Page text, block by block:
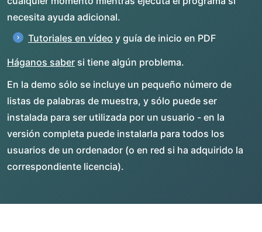
necesita ayuda adicional.
Tutoriales en vídeo y guía de inicio en PDF
Háganos saber si tiene algún problema.
En la demo sólo se incluye un pequeño número de
listas de palabras de muestra, y sólo puede ser
instalada para ser utilizada por un usuario - en la
versión completa puede instalarla para todos los
usuarios de un ordenador (o en red si ha adquirido la
correspondiente licencia).